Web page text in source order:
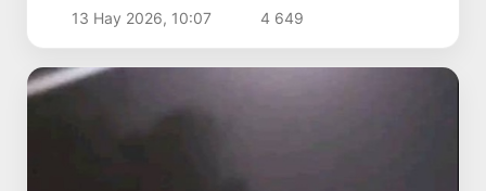
13 Нау 2026, 10:07 4 649